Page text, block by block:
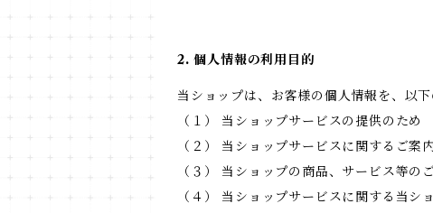
2. 個人情報の利用目的
当ショップは、お客様の個人情報を、以下
（１） 当ショップサービスの提供のため
（２） 当ショップサービスに関するご案
（３） 当ショップの商品、サービス等の
（４） 当ショップサービスに関する当